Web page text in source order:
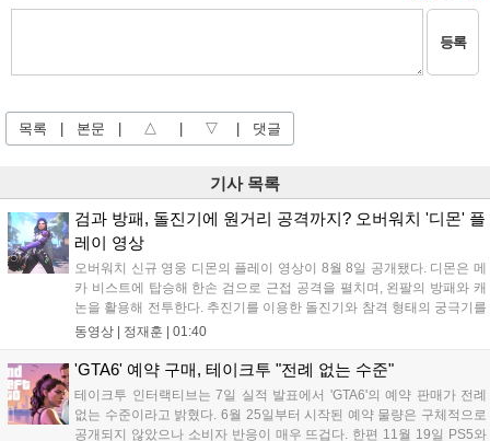
등록
목록 본문 △ ▽ 댓글
기사 목록
검과 방패, 돌진기에 원거리 공격까지? 오버워치 '디몬' 플
레이 영상
오버워치 신규 영웅 디몬의 플레이 영상이 8월 8일 공개됐다. 디몬은 메
카 비스트에 탑승해 한손 검으로 근접 공격을 펼치며, 왼팔의 방패와 캐
논을 활용해 전투한다. 추진기를 이용한 돌진기와 참격 형태의 궁극기를
보유했고, 메카 파괴 시 맨몸으로 기관총을 사용하는 특징이 있다. 디몬
출시될 예정이다....
동영상 | 정재훈 01:40
'GTA6' 예약 구매, 테이크투 "전례 없는 수준"
테이크투 인터랙티브는 7일 실적 발표에서 'GTA6'의 예약 판매가 전례
없는 수준이라고 밝혔다. 6월 25일부터 시작된 예약 물량은 구체적으로
공개되지 않았으나 소비자 반응이 매우 뜨겁다. 한편 11월 19일 PS5와